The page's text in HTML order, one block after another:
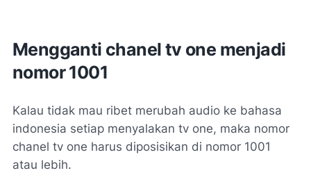
Mengganti chanel tv one menjadi
nomor 1001
Kalau tidak mau ribet merubah audio ke bahasa
indonesia setiap menyalakan tv one, maka nomor
chanel tv one harus diposisikan di nomor 1001
atau lebih.